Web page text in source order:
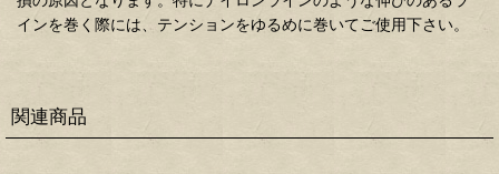
インを巻く際には、テンションをゆるめに巻いてご使用下さい。
関連商品